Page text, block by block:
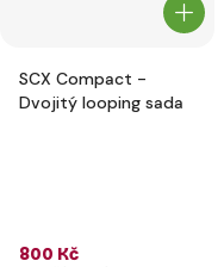
SCX Compact -
Dvojitý looping sada
800 Kč